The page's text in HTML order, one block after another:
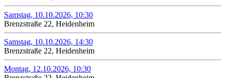
Samstag, 10.10.2026, 10:30
Brenzstraße 22, Heidenheim
Samstag, 10.10.2026, 14:30
Brenzstraße 22, Heidenheim
Montag, 12.10.2026, 10:30